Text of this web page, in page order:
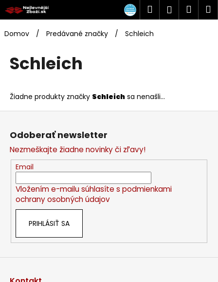
na
obsah
Hľadať
Domov / Predávané značky / Schleich
Schleich
Žiadne produkty značky Schleich sa nenašli...
K
o
š
Č
o
o
t
r
e
b
u
e
e
j
s
Z
Odoberať newsletter
Nezmeškajte žiadne novinky či zľavy!
Email
Vložením e-mailu súhlasíte s podmienkami
ochrany osobných údajov
PRIHLÁSIŤ SA